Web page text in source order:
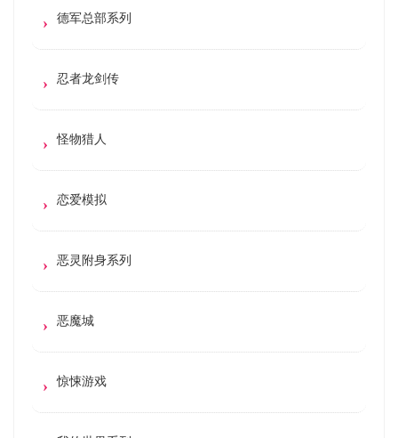
德军总部系列
忍者龙剑传
怪物猎人
恋爱模拟
恶灵附身系列
恶魔城
惊悚游戏